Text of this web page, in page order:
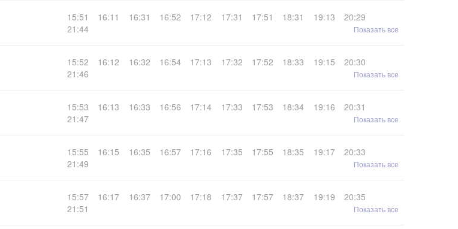
15:51 16:11 16:31 16:52 17:12 17:31 17:51 18:31 19:13
20:29
21:44
Показать все
15:52 16:12 16:32 16:54 17:13 17:32 17:52 18:33 19:15
20:30
21:46
Показать все
15:53 16:13 16:33 16:56 17:14 17:33 17:53 18:34 19:16
20:31
21:47
Показать все
15:55 16:15 16:35 16:57 17:16 17:35 17:55 18:35 19:17
20:33
21:49
Показать все
15:57 16:17 16:37 17:00 17:18 17:37 17:57 18:37 19:19
20:35
21:51
Показать все